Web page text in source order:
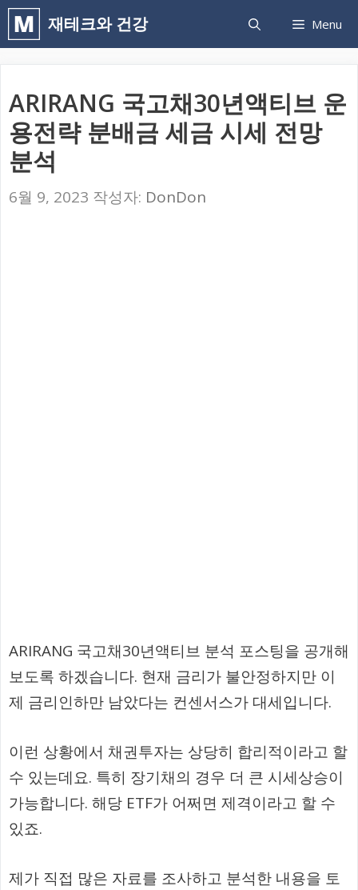
컨
텐
건
너
뛰
기
재테크와 건강 Menu
ARIRANG 국고채30년액티브 운
용전략 분배금 세금 시세 전망
분석
6월 9, 2023 작성자: DonDon
ARIRANG 국고채30년액티브 분석 포스팅을 공개해
보도록 하겠습니다. 현재 금리가 불안정하지만 이
제 금리인하만 남았다는 컨센서스가 대세입니다.
이런 상황에서 채권투자는 상당히 합리적이라고 할
수 있는데요. 특히 장기채의 경우 더 큰 시세상승이
가능합니다. 해당 ETF가 어쩌면 제격이라고 할 수
있죠.
제가 직접 많은 자료를 조사하고 분석한 내용을 토